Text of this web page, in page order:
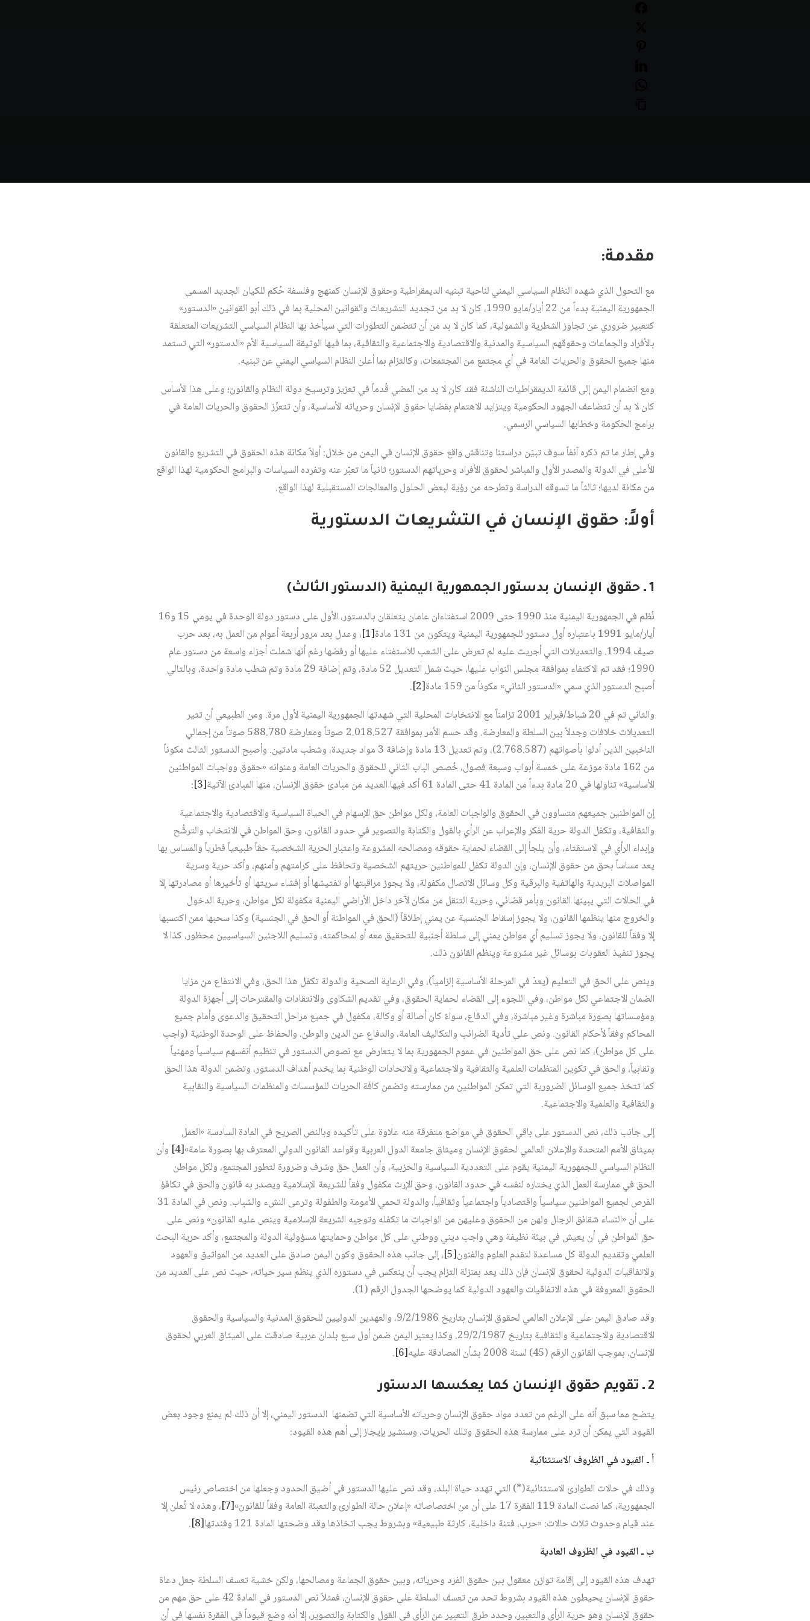
مقدمة:
مع التحول الذي شهده النظام السياسي اليمني لناحية تبنيه الديمقراطية وحقوق الإنسان كمنهج وفلسفة حُكم للكيان الجديد المسمى
الجمهورية اليمنية بدءاً من 22 أيار/مايو 1990، كان لا بد من تجديد التشريعات والقوانين المحلية بما في ذلك أبو القوانين «الدستور»
كتعبير ضروري عن تجاوز الشطرية والشمولية، كما كان لا بد من أن تتضمن التطورات التي سيأخذ بها النظام السياسي التشريعات المتعلقة
بالأفراد والجماعات وحقوقهم السياسية والمدنية والاقتصادية والاجتماعية والثقافية، بما فيها الوثيقة السياسية الأم «الدستور» التي تستمد
منها جميع الحقوق والحريات العامة في أي مجتمع من المجتمعات، وكالتزام بما أعلن النظام السياسي اليمني عن تبنيه.
ومع انضمام اليمن إلى قائمة الديمقراطيات الناشئة فقد كان لا بد من المضي قُدماً في تعزيز وترسيخ دولة النظام والقانون؛ وعلى هذا الأساس
كان لا بد أن تتضاعف الجهود الحكومية ويتزايد الاهتمام بقضايا حقوق الإنسان وحرياته الأساسية، وأن تتعزّز الحقوق والحريات العامة في
برامج الحكومة وخطابها السياسي الرسمي.
وفي إطار ما تم ذكره آنفاً سوف تبيّن دراستنا وتناقش واقع حقوق الإنسان في اليمن من خلال: أولاً مكانة هذه الحقوق في التشريع والقانون
الأعلى في الدولة والمصدر الأول والمباشر لحقوق الأفراد وحرياتهم الدستور؛ ثانياً ما تعبّر عنه وتفرده السياسات والبرامج الحكومية لهذا الواقع
من مكانة لديها؛ ثالثاً ما تسوقه الدراسة وتطرحه من رؤية لبعض الحلول والمعالجات المستقبلية لهذا الواقع.
أولاً: حقوق الإنسان في التشريعات الدستورية
1 ـ حقوق الإنسان بدستور الجمهورية اليمنية (الدستور الثالث)
نُظم في الجمهورية اليمنية منذ 1990 حتى 2009 استفتاءان عامان يتعلقان بالدستور، الأول على دستور دولة الوحدة في يومي 15 و16
أيار/مايو 1991 باعتباره أول دستور للجمهورية اليمنية ويتكون من 131 مادة
[1]
، وعدل بعد مرور أربعة أعوام من العمل به، بعد حرب
صيف 1994. والتعديلات التي أجريت عليه لم تعرض على الشعب للاستفتاء عليها أو رفضها رغم أنها شملت أجزاء واسعة من دستور عام
1990؛ فقد تم الاكتفاء بموافقة مجلس النواب عليها، حيث شمل التعديل 52 مادة، وتم إضافة 29 مادة وتم شطب مادة واحدة، وبالتالي
أصبح الدستور الذي سمي «الدستور الثاني» مكوناً من 159 مادة
[2]
.
والثاني تم في 20 شباط/فبراير 2001 تزامناً مع الانتخابات المحلية التي شهدتها الجمهورية اليمنية لأول مرة. ومن الطبيعي أن تثير
التعديلات خلافات وجدلاً بين السلطة والمعارضة. وقد حسم الأمر بموافقة 2.018.527 صوتاً ومعارضة 588.780 صوتاً من إجمالي
الناخبين الذين أدلوا بأصواتهم (2.768.587)، وتم تعديل 13 مادة وإضافة 3 مواد جديدة، وشطب مادتين. وأصبح الدستور الثالث مكوناً
من 162 مادة موزعة على خمسة أبواب وسبعة فصول، خُصص الباب الثاني للحقوق والحريات العامة وعنوانه «حقوق وواجبات المواطنين
الأساسية» تناولها في 20 مادة بدءاً من المادة 41 حتى المادة 61 أكد فيها العديد من مبادئ حقوق الإنسان، منها المبادئ الآتية
[3]
:
إن المواطنين جميعهم متساوون في الحقوق والواجبات العامة، ولكل مواطن حق الإسهام في الحياة السياسية والاقتصادية والاجتماعية
والثقافية، وتكفل الدولة حرية الفكر والإعراب عن الرأي بالقول والكتابة والتصوير في حدود القانون، وحق المواطن في الانتخاب والترشُّح
وإبداء الرأي في الاستفتاء، وأن يلجأ إلى القضاء لحماية حقوقه ومصالحه المشروعة واعتبار الحرية الشخصية حقاً طبيعياً فطرياً والمساس بها
يعد مساساً بحق من حقوق الإنسان، وإن الدولة تكفل للمواطنين حريتهم الشخصية وتحافظ على كرامتهم وأمنهم، وأكد حرية وسرية
المواصلات البريدية والهاتفية والبرقية وكل وسائل الاتصال مكفولة، ولا يجوز مراقبتها أو تفتيشها أو إفشاء سريتها أو تأخيرها أو مصادرتها إلا
في الحالات التي يبينها القانون وبأمر قضائي، وحرية التنقل من مكان لآخر داخل الأراضي اليمنية مكفولة لكل مواطن، وحرية الدخول
والخروج منها ينظمها القانون، ولا يجوز إسقاط الجنسية عن يمني إطلاقاً (الحق في المواطنة أو الحق في الجنسية) وكذا سحبها ممن اكتسبها
إلا وفقاً للقانون، ولا يجوز تسليم أي مواطن يمني إلى سلطة أجنبية للتحقيق معه أو لمحاكمته، وتسليم اللاجئين السياسيين محظور، كذا لا
يجوز تنفيذ العقوبات بوسائل غير مشروعة وينظم القانون ذلك.
وينص على الحق في التعليم (يعدّ في المرحلة الأساسية إلزامياً)، وفي الرعاية الصحية والدولة تكفل هذا الحق، وفي الانتفاع من مزايا
الضمان الاجتماعي لكل مواطن، وفي اللجوء إلى القضاء لحماية الحقوق، وفي تقديم الشكاوى والانتقادات والمقترحات إلى أجهزة الدولة
ومؤسساتها بصورة مباشرة وغير مباشرة، وفي الدفاع، سواءٌ كان أصالة أو وكالة، مكفول في جميع مراحل التحقيق والدعوى وأمام جميع
المحاكم وفقاً لأحكام القانون. ونص على تأدية الضرائب والتكاليف العامة، والدفاع عن الدين والوطن، والحفاظ على الوحدة الوطنية (واجب
على كل مواطن)، كما نص على حق المواطنين في عموم الجمهورية بما لا يتعارض مع نصوص الدستور في تنظيم أنفسهم سياسياً ومهنياً
ونقابياً، والحق في تكوين المنظمات العلمية والثقافية والاجتماعية والاتحادات الوطنية بما يخدم أهداف الدستور، وتضمن الدولة هذا الحق
كما تتخذ جميع الوسائل الضرورية التي تمكن المواطنين من ممارسته وتضمن كافة الحريات للمؤسسات والمنظمات السياسية والنقابية
والثقافية والعلمية والاجتماعية.
إلى جانب ذلك، نص الدستور على باقي الحقوق في مواضع متفرقة منه علاوة على تأكيده وبالنص الصريح في المادة السادسة «العمل
بميثاق الأمم المتحدة والإعلان العالمي لحقوق الإنسان وميثاق جامعة الدول العربية وقواعد القانون الدولي المعترف بها بصورة عامة»[4]
وأن
النظام السياسي للجمهورية اليمنية يقوم على التعددية السياسية والحزبية، وأن العمل حق وشرف وضرورة لتطور المجتمع، ولكل مواطن
الحق في ممارسة العمل الذي يختاره لنفسه في حدود القانون، وحق الإرث مكفول وفقاً للشريعة الإسلامية ويصدر به قانون والحق في تكافؤ
الفرص لجميع المواطنين سياسياً واقتصادياً واجتماعياً وثقافياً، والدولة تحمي الأمومة والطفولة وترعى النشء والشباب. ونص في المادة 31
على أن «النساء شقائق الرجال ولهن من الحقوق وعليهن من الواجبات ما تكفله وتوجبه الشريعة الإسلامية وينص عليه القانون» ونص على
حق المواطن في أن يعيش في بيئة نظيفة وهي واجب ديني ووطني على كل مواطن وحمايتها مسؤولية الدولة والمجتمع، وأكد حرية البحث
العلمي وتقديم الدولة كل مساعدة لتقدم العلوم والفنون[5]
، إلى جانب هذه الحقوق وكون اليمن صادق على العديد من المواثيق والعهود
والاتفاقيات الدولية لحقوق الإنسان فإن ذلك يعد بمنزلة التزام يجب أن ينعكس في دستوره الذي ينظم سير حياته، حيث نص على العديد من
الحقوق المعروفة في هذه الاتفاقيات والعهود الدولية كما يوضحها الجدول الرقم (1).
وقد صادق اليمن على الإعلان العالمي لحقوق الإنسان بتاريخ 9/2/1986، والعهدين الدوليين للحقوق المدنية والسياسية والحقوق
الاقتصادية والاجتماعية والثقافية بتاريخ 29/2/1987. وكذا يعتبر اليمن ضمن أول سبع بلدان عربية صادقت على الميثاق العربي لحقوق
الإنسان، بموجب القانون الرقم (45) لسنة 2008 بشأن المصادقة عليه
[6]
.
2 ـ تقويم حقوق الإنسان كما يعكسها الدستور
يتضح مما سبق أنه على الرغم من تعدد مواد حقوق الإنسان وحرياته الأساسية التي تضمنها الدستور اليمني، إلا أن ذلك لم يمنع وجود بعض
القيود التي يمكن أن ترد على ممارسة هذه الحقوق وتلك الحريات، وسنشير بإيجاز إلى أهم هذه القيود:
أ ـ القيود في الظروف الاستثنائية
وذلك في حالات الطوارئ الاستثنائية(*) التي تهدد حياة البلد، وقد نص عليها الدستور في أضيق الحدود وجعلها من اختصاص رئيس
الجمهورية، كما نصت المادة 119 الفقرة 17 على أن من اختصاصاته «إعلان حالة الطوارئ والتعبئة العامة وفقاً للقانون»
[7]
، وهذه لا تُعلن إلا
عند قيام وحدوث ثلاث حالات: «حرب، فتنة داخلية، كارثة طبيعية» وبشروط يجب اتخاذها وقد وضحتها المادة 121 وفندتها
[8]
.
ب ـ القيود في الظروف العادية
تهدف هذه القيود إلى إقامة توازن معقول بين حقوق الفرد وحرياته، وبين حقوق الجماعة ومصالحها، ولكن خشية تعسف السلطة جعل دعاة
حقوق الإنسان يحيطون هذه القيود بشروط تحد من تعسف السلطة على حقوق الإنسان، فمثلاً نص الدستور في المادة 42 على حق مهم من
حقوق الإنسان وهو حرية الرأي والتعبير، وحدد طرق التعبير عن الرأي في القول والكتابة والتصوير، إلا أنه وضع قيوداً في الفقرة نفسها في أن